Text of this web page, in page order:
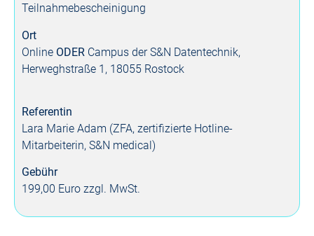
Teilnahme­bescheinigung
Ort
Online ODER Campus der S&N Datentechnik,
Herweghstraße 1, 18055 Rostock
Referentin
Lara Marie Adam (ZFA, zertifizierte Hotline-
Mitarbeiterin, S&N medical)
Gebühr
199,00 Euro zzgl. MwSt.